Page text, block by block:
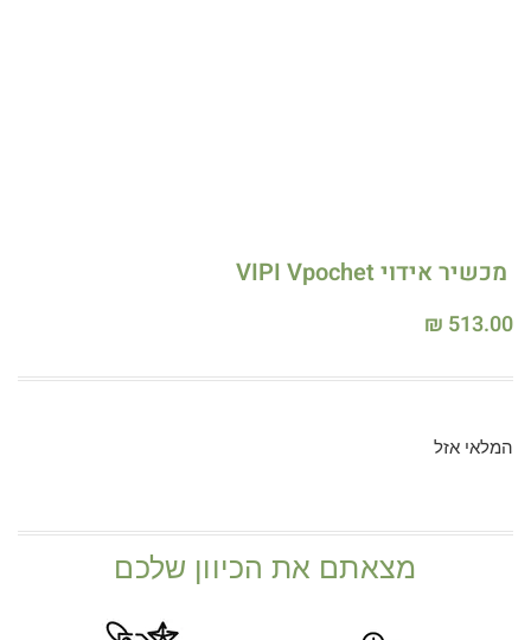
מכשיר אידוי VIPI Vpochet
₪ 513.00
המלאי אזל
מצאתם את הכיוון שלכם